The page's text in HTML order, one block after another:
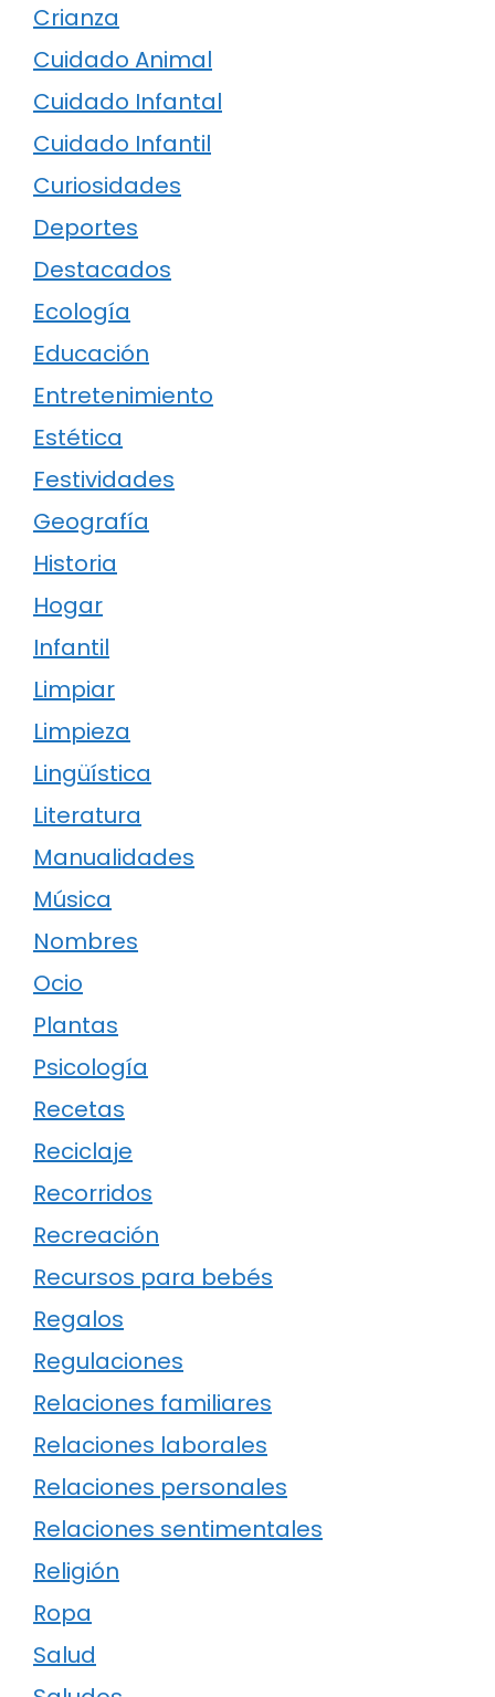
Crianza
Cuidado Animal
Cuidado Infantal
Cuidado Infantil
Curiosidades
Deportes
Destacados
Ecología
Educación
Entretenimiento
Estética
Festividades
Geografía
Historia
Hogar
Infantil
Limpiar
Limpieza
Lingüística
Literatura
Manualidades
Música
Nombres
Ocio
Plantas
Psicología
Recetas
Reciclaje
Recorridos
Recreación
Recursos para bebés
Regalos
Regulaciones
Relaciones familiares
Relaciones laborales
Relaciones personales
Relaciones sentimentales
Religión
Ropa
Salud